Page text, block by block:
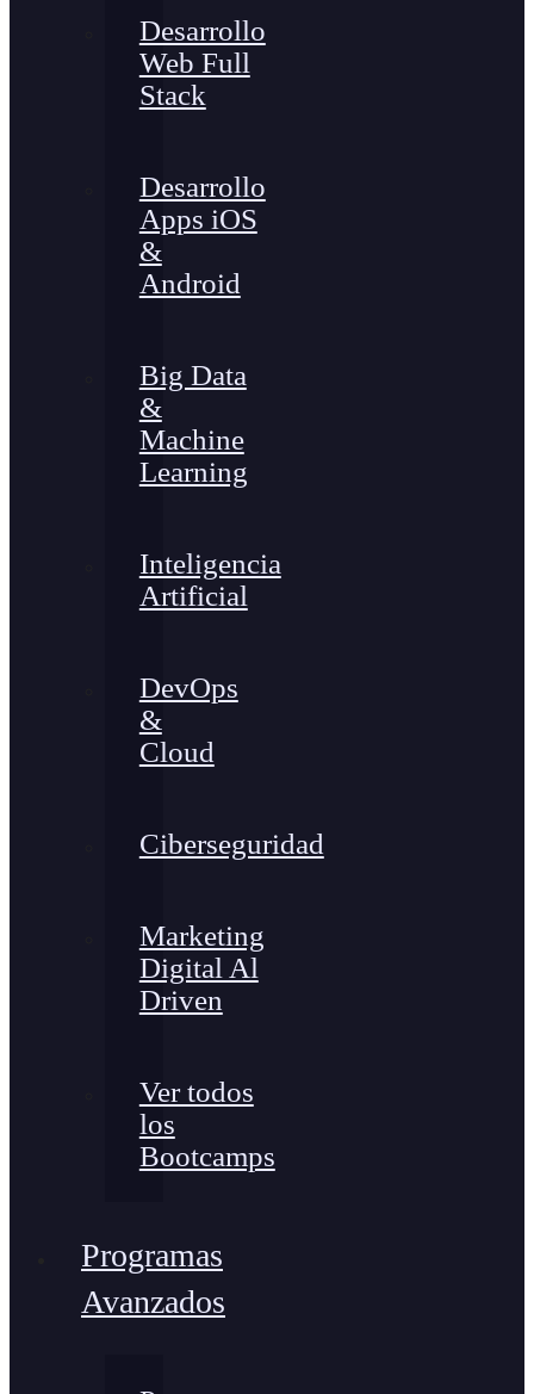
Desarrollo
Web Full
Stack
Desarrollo
Apps iOS
&
Android
Big Data
&
Machine
Learning
Inteligencia
Artificial
DevOps
&
Cloud
Ciberseguridad
Marketing
Digital Al
Driven
Ver todos
los
Bootcamps
Programas
Avanzados